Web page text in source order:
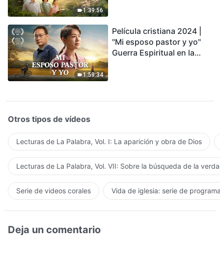
1:39:56
1:59:34
Película cristiana 2024 |
"Mi esposo pastor y yo"
Guerra Espiritual en la
Otros tipos de vídeos
Lecturas de La Palabra, Vol. I: La aparición y obra de Dios
Lecturas de La Palabra, Vol. VII: Sobre la búsqueda de la
Serie de videos corales Vida de iglesia: serie de
Deja un comentario